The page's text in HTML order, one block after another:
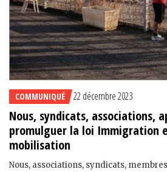
COMMUNIQUÉ 22 décembre 2023
Nous, syndicats, associations,
promulguer la loi Immigration
mobilisation
Nous, associations, syndicats,